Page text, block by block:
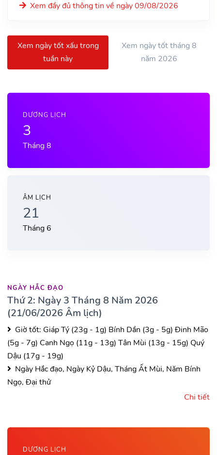
Xem đầy đủ thông tin về ngày 09/08/2026
Xem ngày tốt xấu trong
tuần này
Xem ngày tốt tháng 8
năm 2026
DƯƠNG LỊCH
3
Tháng 8
ÂM LỊCH
21
Tháng 6
NGÀY HẮC ĐẠO
Thứ 2: Ngày 3 Tháng 8 Năm 2026
(21/06/2026 Âm lịch)
Giờ tốt: Giáp Tý (23g - 1g) Bính Dần (3g - 5g) Đinh Mão
(5g - 7g) Canh Ngọ (11g - 13g) Tân Mùi (13g - 15g) Quý
Dậu (17g - 19g)
Ngày Hắc đạo, Ngày Kỷ Dậu, Tháng Ất Mùi, Năm Bính
Ngọ, Đại thử
Chi tiết
DƯƠNG LỊCH